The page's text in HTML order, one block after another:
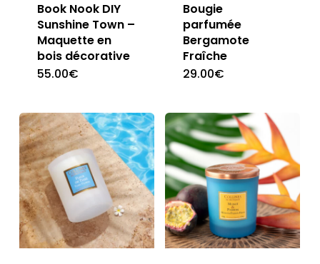
Book Nook DIY
Sunshine Town –
Maquette en
bois décorative
55.00€
Bougie
parfumée
Bergamote
Fraîche
29.00€